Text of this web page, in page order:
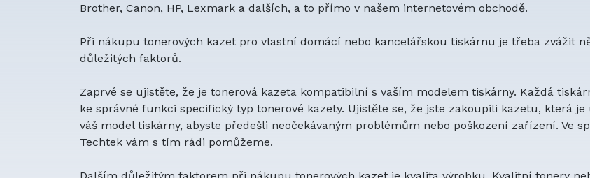
Brother, Canon, HP, Lexmark a dalších, a to přímo v našem internetovém obchodě.
Při nákupu tonerových kazet pro vlastní domácí nebo kancelářskou tiskárnu je třeba zvážit
důležitých faktorů.
Zaprvé se ujistěte, že je tonerová kazeta kompatibilní s vaším modelem tiskárny. Každá
ke správné funkci specifický typ tonerové kazety. Ujistěte se, že jste zakoupili kazetu, která je
váš model tiskárny, abyste předešli neočekávaným problémům nebo poškození zařízení. Ve
Techtek vám s tím rádi pomůžeme.